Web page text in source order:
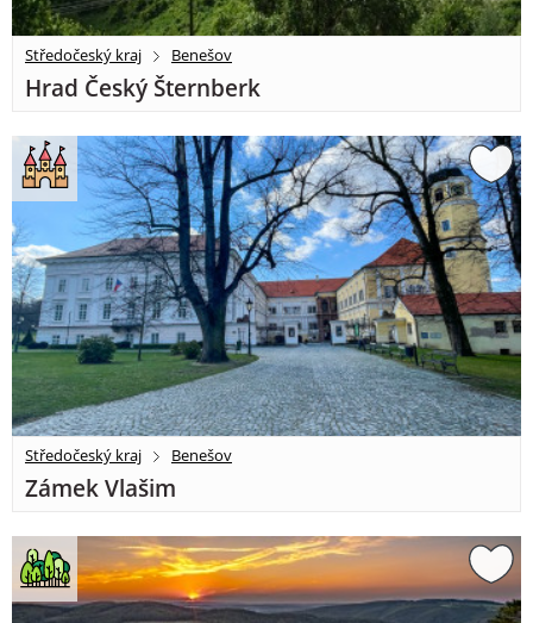
Středočeský kraj Benešov
Hrad Český Šternberk
Středočeský kraj Benešov
Zámek Vlašim